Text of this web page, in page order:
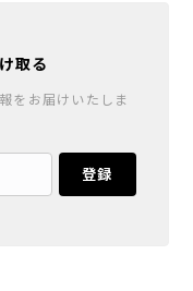
取る
をお届けいたしま
登録